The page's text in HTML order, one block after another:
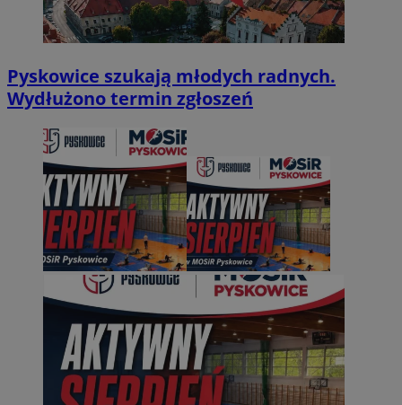
Pyskowice szukają młodych radnych.
Wydłużono termin zgłoszeń